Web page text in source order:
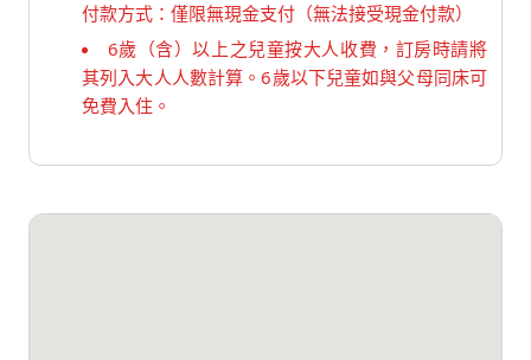
付款方式：僅限無現金支付（無法接受現金付款）
6歲（含）以上之兒童按大人收費，訂房時請將
其列入大人人數計算。6歲以下兒童如與父母同床可
免費入住。